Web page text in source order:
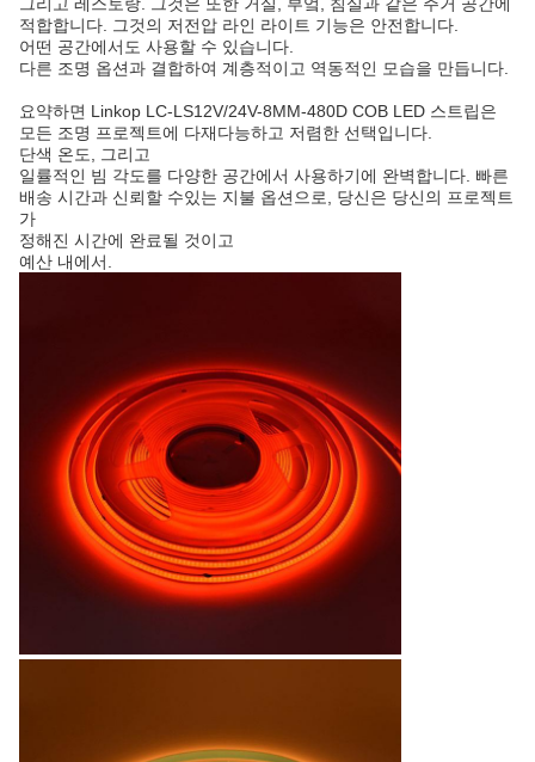
적합합니다. 그것의 저전압 라인 라이트 기능은 안전합니다.
어떤 공간에서도 사용할 수 있습니다.
다른 조명 옵션과 결합하여 계층적이고 역동적인 모습을 만듭니다.
요약하면 Linkop LC-LS12V/24V-8MM-480D COB LED 스트립은
모든 조명 프로젝트에 다재다능하고 저렴한 선택입니다.
단색 온도, 그리고
일률적인 빔 각도를 다양한 공간에서 사용하기에 완벽합니다. 빠른
배송 시간과 신뢰할 수있는 지불 옵션으로, 당신은 당신의 프로젝트
가
정해진 시간에 완료될 것이고
예산 내에서.